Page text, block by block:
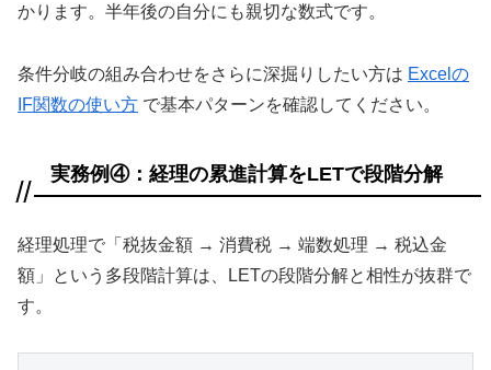
かります。半年後の自分にも親切な数式です。
条件分岐の組み合わせをさらに深掘りしたい方は Excelの
IF関数の使い方 で基本パターンを確認してください。
実務例④：経理の累進計算をLETで段階分解
経理処理で「税抜金額 → 消費税 → 端数処理 → 税込金
額」という多段階計算は、LETの段階分解と相性が抜群で
す。